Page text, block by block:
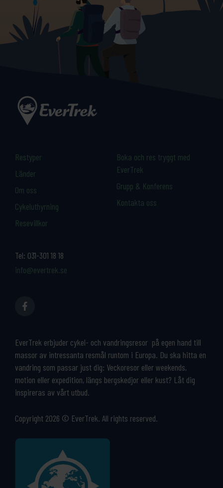
Tel: 031-301 18 18
info@evertrek.se
EverTrek erbjuder cykel- och vandringsresor på egen hand till
massor av intressanta resmål runtom i Europa. Du ska hitta en
vandring som passar just dig: Veckoresor eller weekends,
motion eller expedition, längs bergskedjor eller kust? Låt dig
inspireras av vårt utbud.
Copyright 2026 © EverTrek. All rights reserved.
Restyper
Länder
Om oss
Cykeluthyrning
Resevillkor
Boka och res tryggt med
EverTrek
Grupp & Konferens
Kontakta oss